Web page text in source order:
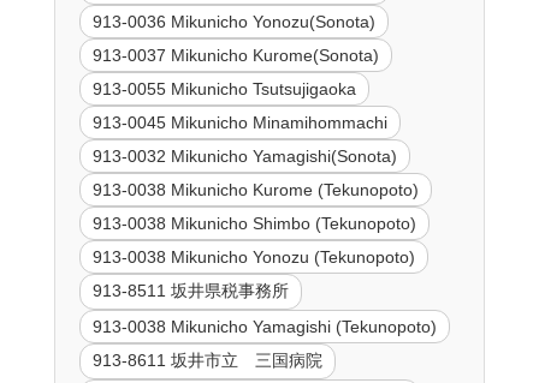
913-0036 Mikunicho Yonozu(Sonota)
913-0037 Mikunicho Kurome(Sonota)
913-0055 Mikunicho Tsutsujigaoka
913-0045 Mikunicho Minamihommachi
913-0032 Mikunicho Yamagishi(Sonota)
913-0038 Mikunicho Kurome (Tekunopoto)
913-0038 Mikunicho Shimbo (Tekunopoto)
913-0038 Mikunicho Yonozu (Tekunopoto)
913-8511 坂井県税事務所
913-0038 Mikunicho Yamagishi (Tekunopoto)
913-8611 坂井市立 三国病院